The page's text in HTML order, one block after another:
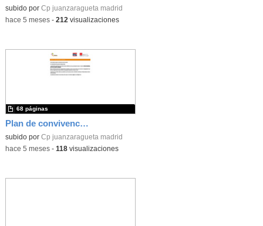
subido por Cp juanzaragueta madrid
-hace 5 meses- 212 visualizaciones
Plan de convivencia 2025-26
subido por Cp juanzaragueta madrid
68 páginas
-hace 5 meses- 118visualizaciones